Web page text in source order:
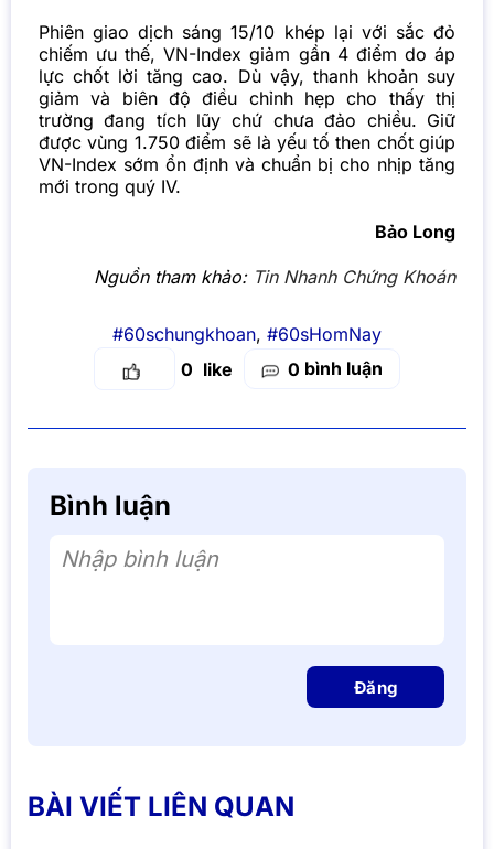
Phiên giao dịch sáng 15/10 khép lại với sắc đỏ
chiếm ưu thế, VN-Index giảm gần 4 điểm do áp
lực chốt lời tăng cao. Dù vậy, thanh khoản suy
giảm và biên độ điều chỉnh hẹp cho thấy thị
trường đang tích lũy chứ chưa đảo chiều. Giữ
được vùng 1.750 điểm sẽ là yếu tố then chốt giúp
VN-Index sớm ổn định và chuẩn bị cho nhịp tăng
mới trong quý IV.
Bảo Long
Nguồn tham khảo: Tin Nhanh Chứng Khoán
#60schungkhoan, #60sHomNay
0
0 bình luận
Bình luận
Nhập bình luận
Đăng
BÀI VIẾT LIÊN QUAN